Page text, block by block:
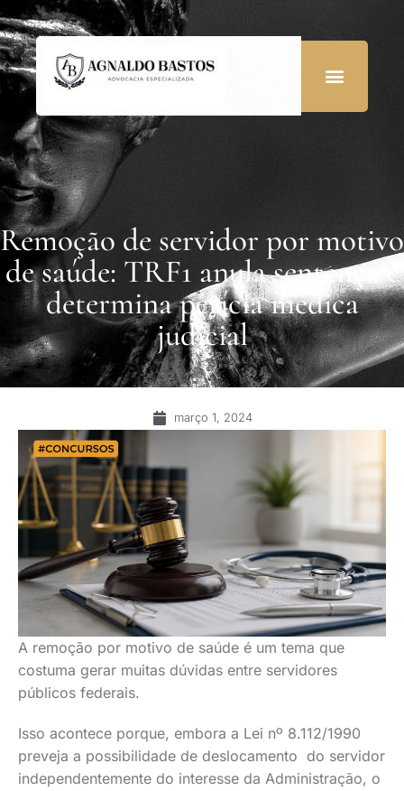
Remoção de servidor por motivo
de saúde: TRF1 anula sentença e
determina perícia médica
judicial
março 1, 2024
A remoção por motivo de saúde é um tema que
costuma gerar muitas dúvidas entre servidores
públicos federais.
Isso acontece porque, embora a Lei nº 8.112/1990
preveja a possibilidade de deslocamento do servidor
independentemente do interesse da Administração, o